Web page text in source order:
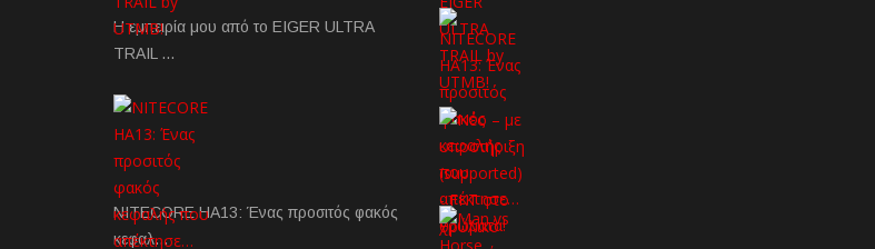
Η εμπειρία μου από το EIGER ULTRA
TRAIL …
NITECORE HA13: Ένας προσιτός φακός
κεφαλ…